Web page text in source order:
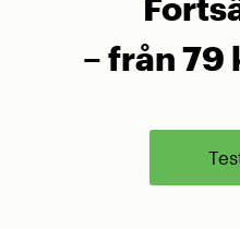
– från 79